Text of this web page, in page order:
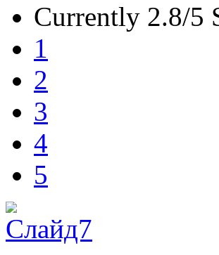
Currently 2.8/5
1
2
3
4
5